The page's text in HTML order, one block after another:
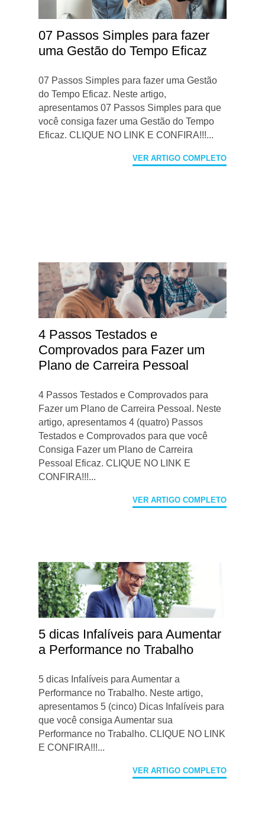
07 Passos Simples para fazer
uma Gestão do Tempo Eficaz
07 Passos Simples para fazer uma Gestão
do Tempo Eficaz. Neste artigo,
apresentamos 07 Passos Simples para que
você consiga fazer uma Gestão do Tempo
Eficaz. CLIQUE NO LINK E CONFIRA!!!...
VER ARTIGO COMPLETO
4 Passos Testados e
Comprovados para Fazer um
Plano de Carreira Pessoal
4 Passos Testados e Comprovados para
Fazer um Plano de Carreira Pessoal. Neste
artigo, apresentamos 4 (quatro) Passos
Testados e Comprovados para que você
Consiga Fazer um Plano de Carreira
Pessoal Eficaz. CLIQUE NO LINK E
CONFIRA!!!...
VER ARTIGO COMPLETO
5 dicas Infalíveis para Aumentar
a Performance no Trabalho
5 dicas Infalíveis para Aumentar a
Performance no Trabalho. Neste artigo,
apresentamos 5 (cinco) Dicas Infalíveis para
que você consiga Aumentar sua
Performance no Trabalho. CLIQUE NO LINK
E CONFIRA!!!...
VER ARTIGO COMPLETO